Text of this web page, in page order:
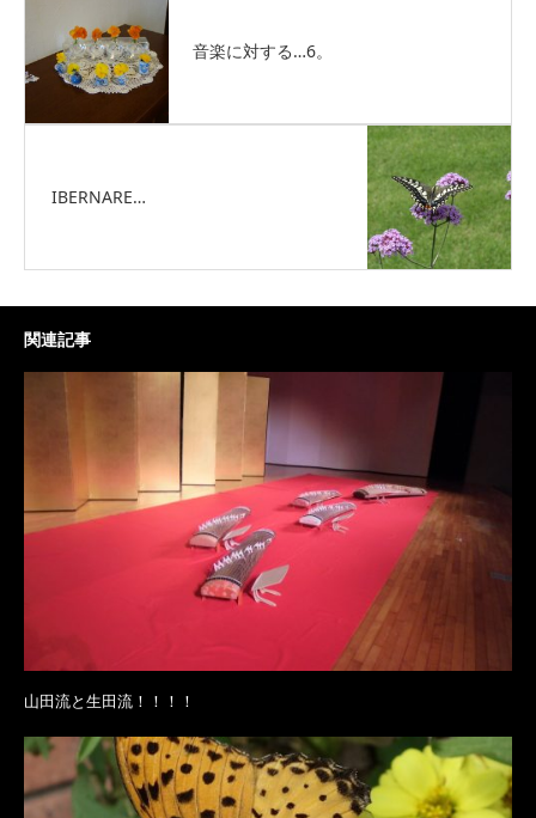
音楽に対する…6。
IBERNARE…
関連記事
山田流と生田流！！！！